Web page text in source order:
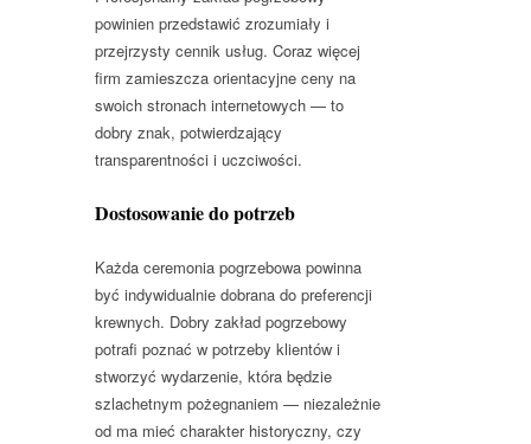
powinien przedstawić zrozumiały i
przejrzysty cennik usług. Coraz więcej
firm zamieszcza orientacyjne ceny na
swoich stronach internetowych — to
dobry znak, potwierdzający
transparentności i uczciwości.
Dostosowanie do potrzeb
Każda ceremonia pogrzebowa powinna
być indywidualnie dobrana do preferencji
krewnych. Dobry zakład pogrzebowy
potrafi poznać w potrzeby klientów i
stworzyć wydarzenie, która będzie
szlachetnym pożegnaniem — niezależnie
od ma mieć charakter historyczny, czy